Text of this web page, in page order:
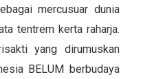
mercusuar dunia
tentrem kerta raharja.
yang dirumuskan
BELUM berbudaya